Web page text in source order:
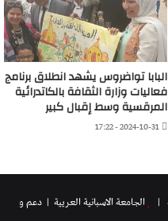
البابا تواضروس يشهد انطلاق برنامج
فعاليات وزارة الثقافة بالكاتدرائية
المرقسية وسط إقبال كبير
2024-10-31 - 17:22
الجامعة الاسبانية العريية | دعم و